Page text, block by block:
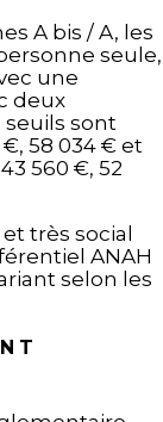
A bis / A, les
seule,
une
deux
seuils sont
58 034 € et
560 €, 52
très social
ANAH
selon les